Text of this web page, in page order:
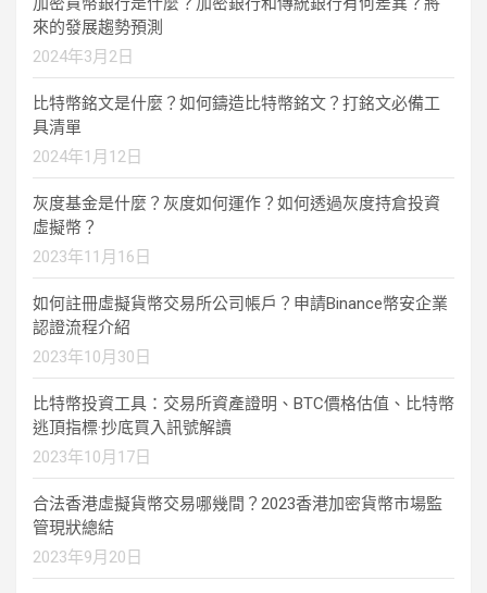
來的發展趨勢預測
2024年3月2日
比特幣銘文是什麼？如何鑄造比特幣銘文？打銘文必備工
具清單
2024年1月12日
灰度基金是什麼？灰度如何運作？如何透過灰度持倉投資
虛擬幣？
2023年11月16日
如何註冊虛擬貨幣交易所公司帳戶？申請Binance幣安企業
認證流程介紹
2023年10月30日
比特幣投資工具：交易所資產證明、BTC價格估值、比特幣
逃頂指標·抄底買入訊號解讀
2023年10月17日
合法香港虛擬貨幣交易哪幾間？2023香港加密貨幣市場監
管現狀總結
2023年9月20日